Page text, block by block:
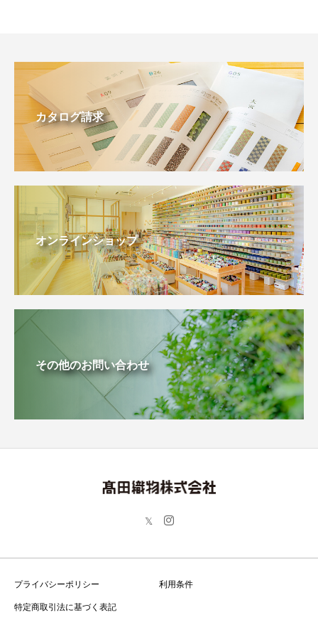
カタログ請求
オンラインショップ
その他のお問い合わせ
プライバシーポリシー
利用条件
特定商取引法に基づく表記